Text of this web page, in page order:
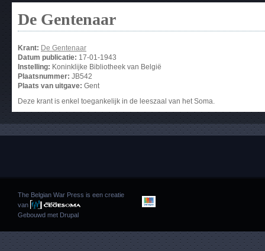
De Gentenaar
Krant: De Gentenaar
Datum publicatie: 17-01-1943
Instelling: Koninklijke Bibliotheek van België
Plaatsnummer: JB542
Plaats van uitgave: Gent
Deze krant is enkel toegankelijk in de leeszaal van het Soma.
The Belgian War Press is een creatie
van
Gebouwd met Drupal